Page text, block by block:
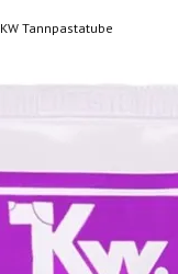
KW Tannpastatube